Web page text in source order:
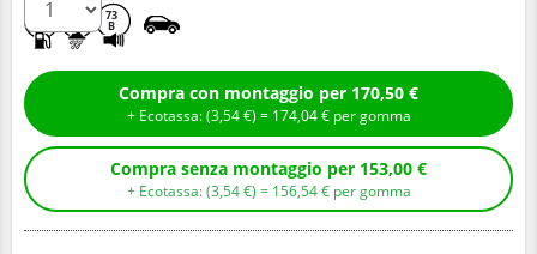
73
B
Compra con montaggio per 170,50 €
+ Ecotassa: (3,54€ ) = 174,04€ per gomma
Compra senza montaggio per 153,00 €
+ Ecotassa: (3,54€ ) = 156,54€ per gomma